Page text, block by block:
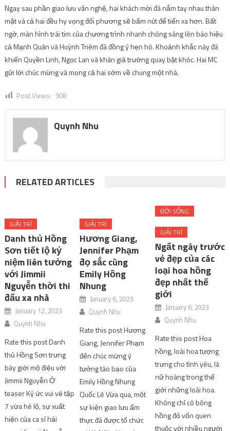
Ngay sau phần giao lưu văn nghệ, hai khách mời đã nắm tay nhau thân
mật và cả hai đều hy vọng đối phương sẽ bấm nút để tiến xa hơn. Bất
ngờ, màn hình trái tim của chương trình nhanh chóng sáng lên báo hiệu
cả Mạnh Quân và Huỳnh Triêm đã đồng ý hẹn hò. Khoảnh khắc này đã
khiến Quyền Linh, Ngọc Lan và khán giả trường quay bật khóc. Hai MC
gửi lời chúc mừng và mong cả hai sớm về chung một nhà.
Post Views: 908
Quynh Nhu
RELATED ARTICLES
GIẢI TRÍ
Danh thủ Hồng
Sơn tiết lộ kỷ
niệm liên tưởng
với Jimmii
Nguyễn thời thi
đấu xa nhà
January 12, 2023
Quynh Nhu
Rate this post Danh
thủ Hồng Sơn trưng
bày giới mộ điệu với
Jimmii Nguyễn Ở
teaser Ký ức vui vẻ tập
7 vừa hé lộ, sự xuất
hiện của ca sĩ hải
GIẢI TRÍ
Hương Giang,
Jennifer Phạm
đọ sắc cùng
Emily Hồng
Nhung
January 6, 2023
Quynh Nhu
Rate this post Hương
Giang, Jennifer Phạm
đến chúc mừng ý
tưởng táo bạo của
Emily Hồng Nhung
Quốc Lê Vừa qua, một
sự kiện giao lưu ẩm
thực đã được tổ chức
ĐỜI SỐNG
GIẢI TRÍ
Ngất ngây trước
vẻ đẹp của các
loại hoa hồng
đẹp nhất thế
giới
January 6, 2023
Quynh Nhu
Rate this post Hoa
hồng, loài hoa tượng
trưng cho tình yêu, là
nữ hoàng trong thế
giới những loài hoa.
Không chỉ có bông
hồng đỏ vốn quen
thuộc với nhiều người